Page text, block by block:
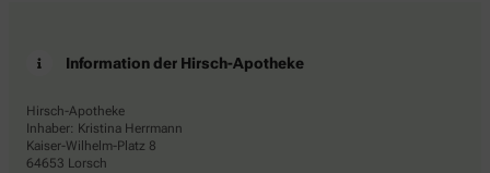
Information der Hirsch-Apotheke
Hirsch-Apotheke
Inhaber: Kristina Herrmann
Kaiser-Wilhelm-Platz 8
64653 Lorsch